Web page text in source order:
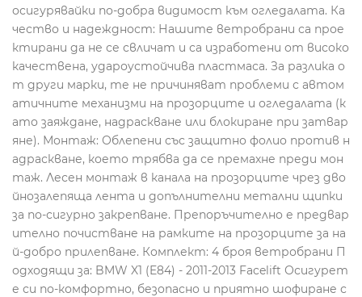
осигурявайки по-добра видимост към огледалата. Ка
чество и надеждност: Нашите ветробрани са прое
ктирани да не се свличат и са изработени от високо
качествена, удароустойчива пластмаса. За разлика о
т други марки, те не причиняват проблеми с автом
атичните механизми на прозорците и огледалата (к
ато заяждане, надраскване или блокиране при затвар
яне). Монтаж: Облепени със защитно фолио против н
адраскване, което трябва да се премахне преди мон
таж. Лесен монтаж в канала на прозорците чрез дво
йнозалепяща лента и допълнителни метални щипки
за по-сигурно закрепване. Препоръчително е предвар
ително почистване на рамките на прозорците за на
й-добро прилепване. Комплект: 4 броя ветробрани П
одходящи за: BMW X1 (E84) - 2011-2013 Facelift Осигурет
е си по-комфортно, безопасно и приятно шофиране с